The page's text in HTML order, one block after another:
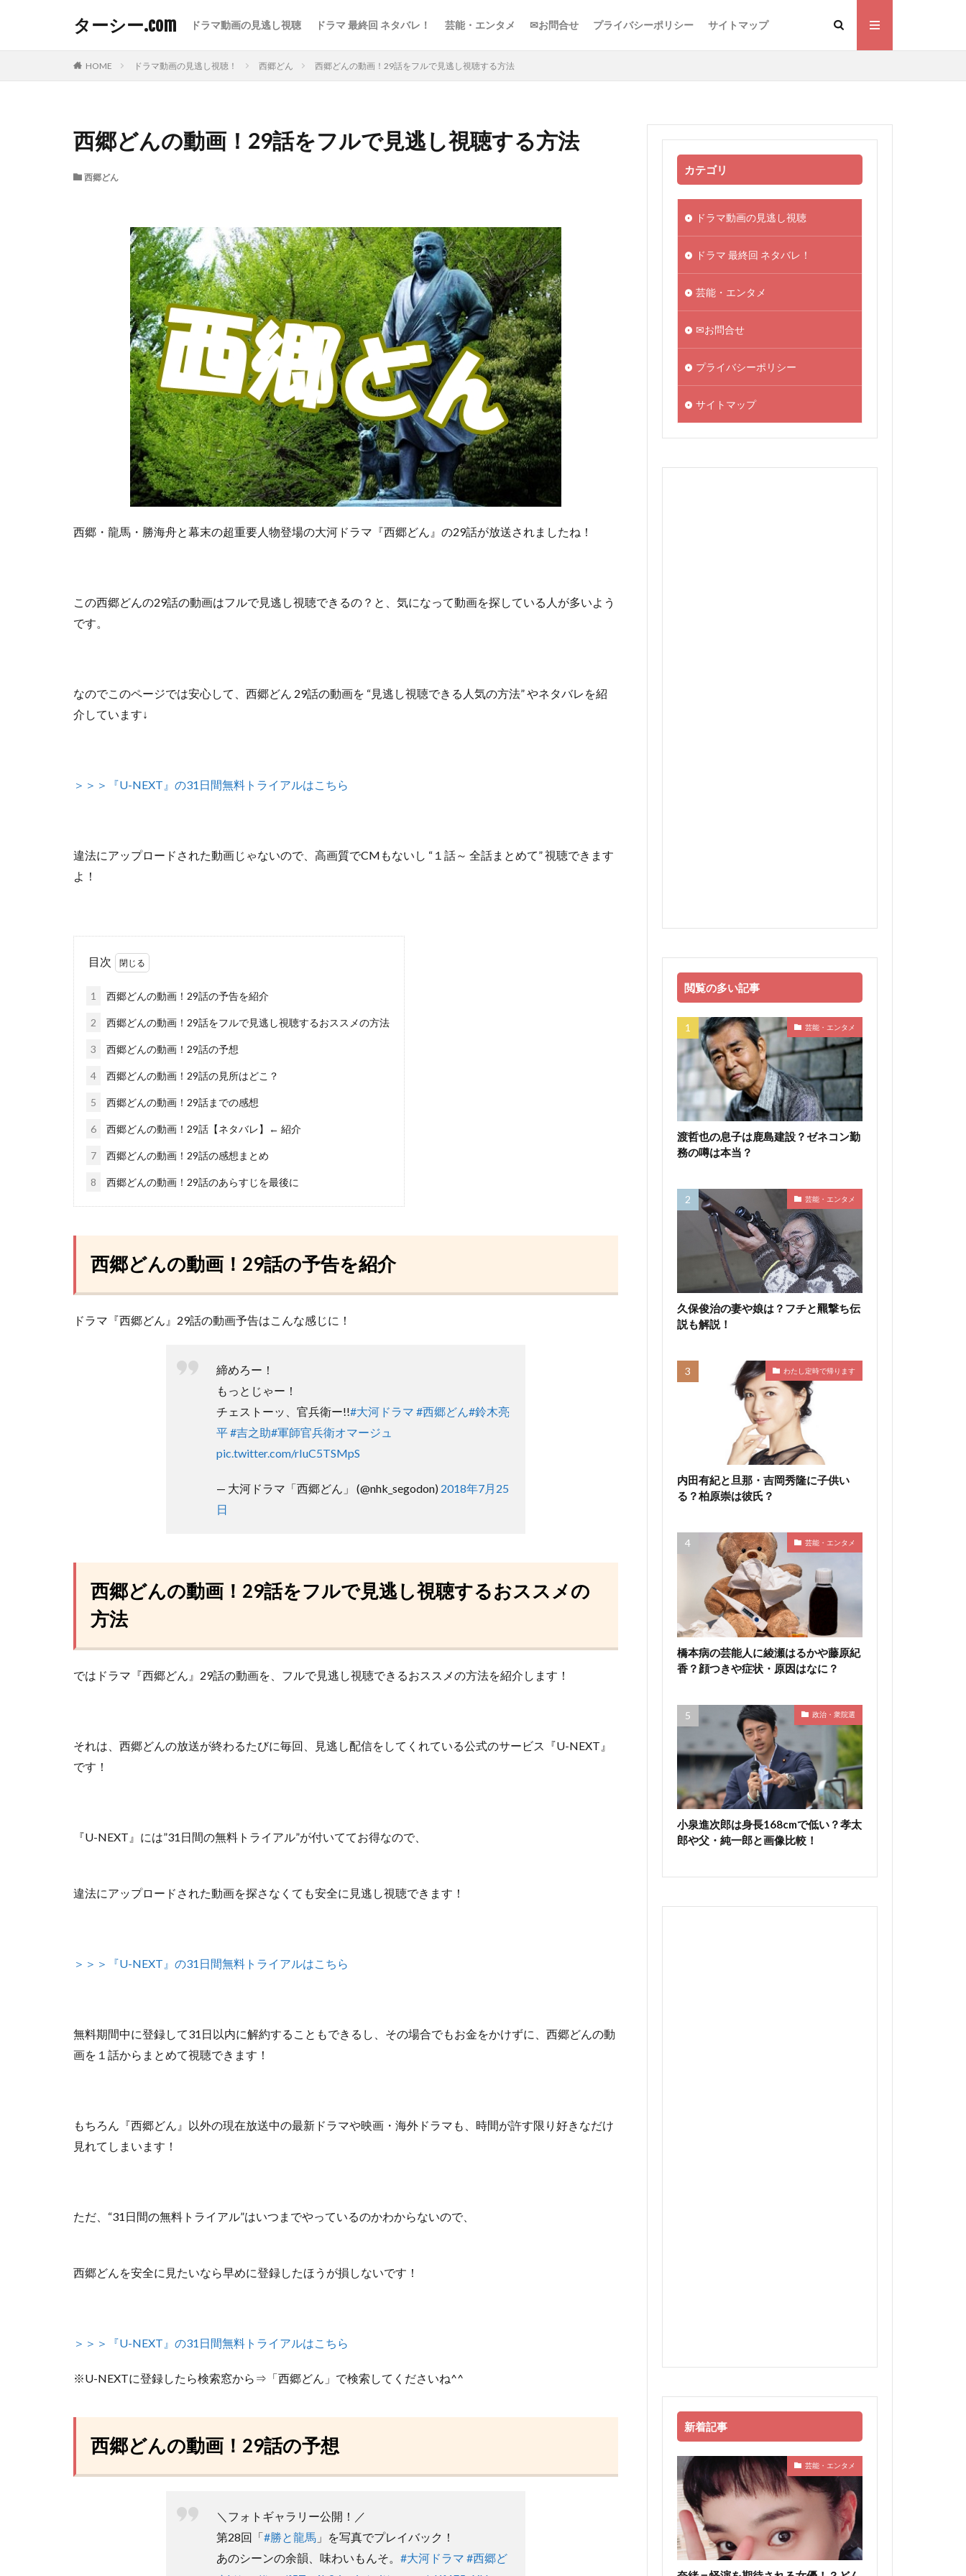
ターシー.com ドラマ動画の見逃し視聴 ドラマ 最終回 ネタバレ！ 芸能・エンタメ ✉お問合せ プライバシーポリシー サイトマップ
HOME ドラマ動画の見逃し視聴！ 西郷どん 西郷どんの動画！29話をフルで見逃し視聴する方法
西郷どんの動画！29話をフルで見逃し視聴する方法
西郷どん
西郷・龍馬・勝海舟と幕末の超重要人物登場の大河ドラマ『西郷どん』の29話が放送されましたね！
この西郷どんの29話の動画はフルで見逃し視聴できるの？ と、気になって動画を探している人が多いよう
です。
なのでこのページでは安心して、 西郷どん 29話の動画を “見逃し視聴できる人気の方法”やネタバレを紹
介しています↓
＞＞＞『U-NEXT』の31日間無料トライアルはこちら
違法にアップロードされた動画じゃないので、高画質でCMもないし “１話～ 全話まとめて”視聴できます
よ！
目次
1 西郷どんの動画！29話の予告を紹介
2 西郷どんの動画！29話をフルで見逃し視聴するおススメの方法
3 西郷どんの動画！29話の予想
4 西郷どんの動画！29話の見所はどこ？
5 西郷どんの動画！29話までの感想
6 西郷どんの動画！29話【ネタバレ】← 紹介
7 西郷どんの動画！29話の感想まとめ
8 西郷どんの動画！29話のあらすじを最後に
西郷どんの動画！29話の予告を紹介
ドラマ『西郷どん』29話の動画予告はこんな感じに！
締めろー！
もっとじゃー！
チェストーッ、官兵衛ー!!#大河ドラマ #西郷どん#鈴木亮
平#吉之助#軍師官兵衛オマージュ
pic.twitter.com/rIuC5TSMpS
— 大河ドラマ「西郷どん」 (@nhk_segodon) 2018年7月25
日
西郷どんの動画！29話をフルで見逃し視聴するおススメの
方法
ではドラマ『西郷どん』29話の動画を、フルで見逃し視聴できるおススメの方法を紹介します！
それは、西郷どんの放送が終わるたびに毎回、見逃し配信をしてくれている公式のサービス『U-NEXT』
です！
『U-NEXT』には”31日間の無料トライアル”が付いててお得なので、
違法にアップロードされた動画を探さなくても安全に見逃し視聴できます！
＞＞＞『U-NEXT』の31日間無料トライアルはこちら
無料期間中に登録して31日以内に解約することもできるし、 その場合でもお金をかけずに、西郷どんの動
画を１話からまとめて視聴できます！
もちろん『西郷どん』以外の現在放送中の最新ドラマや映画・海外ドラマも、 時間が許す限り好きなだけ
見れてしまいます！
ただ、 “31日間の無料トライアル”はいつまでやっているのかわからないので、
西郷どんを安全に見たいなら早めに登録したほうが損しないです！
＞＞＞『U-NEXT』の31日間無料トライアルはこちら
※U-NEXTに登録したら検索窓から⇒「西郷どん」で検索してくださいね^^
西郷どんの動画！29話の予想
＼フォトギャラリー公開！／
第28回「#勝と龍馬 」を写真でプレイバック！
あのシーンの余韻、味わいもんそ。 #大河ドラマ #西郷ど
カテゴリ
ドラマ動画の見逃し視聴
ドラマ 最終回 ネタバレ！
芸能・エンタメ
✉お問合せ
プライバシーポリシー
サイトマップ
閲覧の多い記事
芸能・エンタメ
渡哲也の息子は鹿島建設？ゼネコン勤
務の噂は本当？
芸能・エンタメ
久保俊治の妻や娘は？フチと羆撃ち伝
説も解説！
わたし定時で帰ります
内田有紀と旦那・吉岡秀隆に子供い
る？柏原崇は彼氏？
芸能・エンタメ
橋本病の芸能人に綾瀬はるかや藤原紀
香？顔つきや症状・原因はなに？
政治・衆院選
小泉進次郎は身長168cmで低い？孝太
郎や父・純一郎と画像比較！
新着記事
芸能・エンタメ